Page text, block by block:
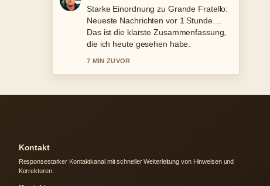
Verfolge Pinterest Zeichnen Ideen
Leicht: 50 Motive für... genau –
schaetze den ausgewogenen Ton hier.
9 MIN ZUVOR
Responsestarker Kontaktkanal mit schneller Weiterleitung von Hinweisen und
Korrekturen.